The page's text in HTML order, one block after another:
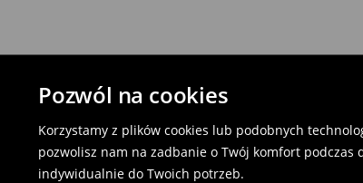
Pozwól na cookies
Korzystamy z plików cookies lub podobnych
pozwolisz nam na zadbanie o Twój komfort
indywidualnie do Twoich potrzeb.